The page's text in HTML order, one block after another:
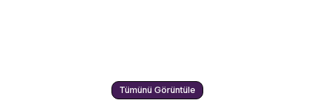
Tümünü Görüntüle